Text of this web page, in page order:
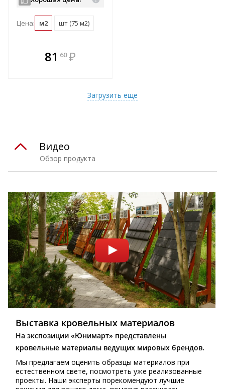
Цена: м2 шт (75 м2)
81 60 ₽
Загрузить еще
Обзор продукта
Видео
Выставка кровельных материалов
На экспозиции «Юнимарт» представлены
кровельные материалы ведущих мировых брендов.
Мы предлагаем оценить образцы материалов при
естественном свете, посмотреть уже реализованные
проекты. Наши эксперты порекомендуют лучшие